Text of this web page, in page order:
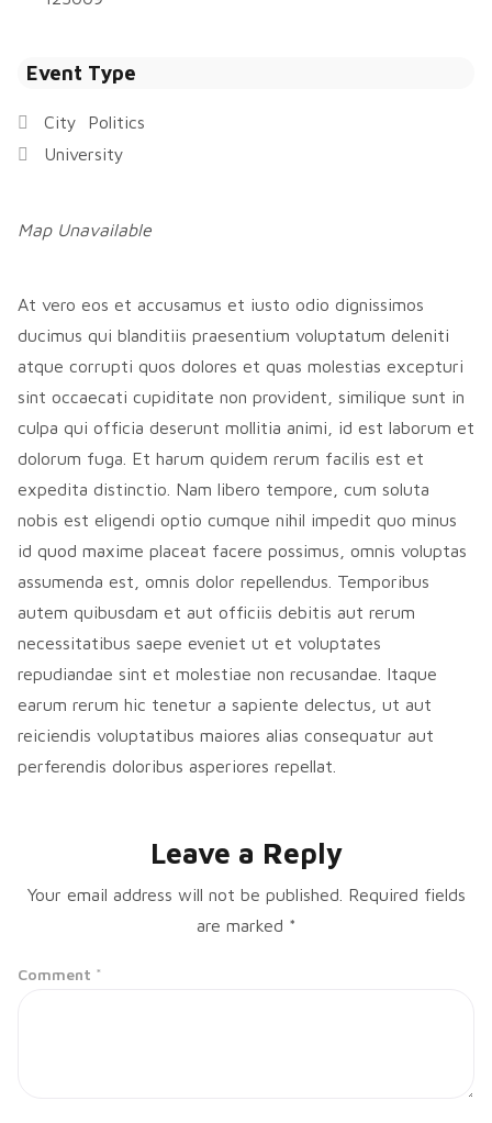
Event Type
City
Politics
University
Map Unavailable
At vero eos et accusamus et iusto odio dignissimos
ducimus qui blanditiis praesentium voluptatum deleniti
atque corrupti quos dolores et quas molestias excepturi
sint occaecati cupiditate non provident, similique sunt in
culpa qui officia deserunt mollitia animi, id est laborum et
dolorum fuga. Et harum quidem rerum facilis est et
expedita distinctio. Nam libero tempore, cum soluta
nobis est eligendi optio cumque nihil impedit quo minus
id quod maxime placeat facere possimus, omnis voluptas
assumenda est, omnis dolor repellendus. Temporibus
autem quibusdam et aut officiis debitis aut rerum
necessitatibus saepe eveniet ut et voluptates
repudiandae sint et molestiae non recusandae. Itaque
earum rerum hic tenetur a sapiente delectus, ut aut
reiciendis voluptatibus maiores alias consequatur aut
perferendis doloribus asperiores repellat.
Leave a Reply
Your email address will not be published. Required fields
are marked *
Comment *